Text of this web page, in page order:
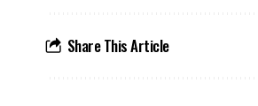
Share This Article